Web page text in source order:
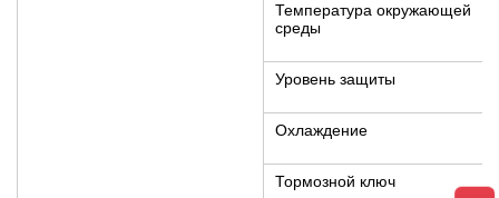
Температура окружающей
среды
Уровень защиты
Охлаждение
Тормозной ключ